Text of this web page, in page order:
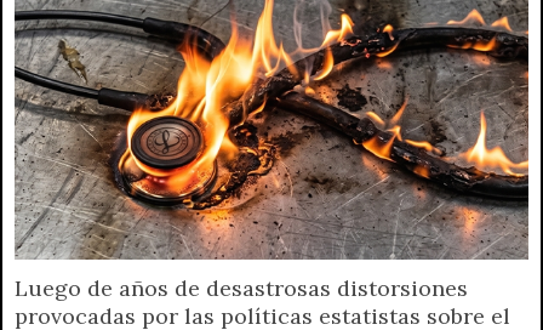
Luego de años de desastrosas distorsiones
provocadas por las políticas estatistas sobre el